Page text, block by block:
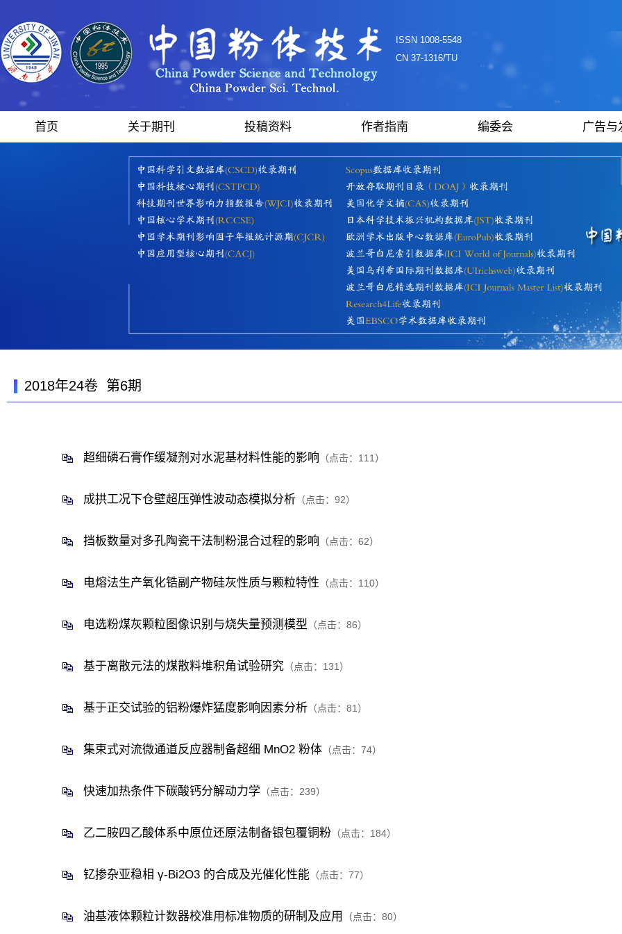
ISSN 1008-5548
CN 37-1316/TU
首页 关于期刊 投稿资料 作者指南 编委会 广告与
2018年24卷 第6期
超细磷石膏作缓凝剂对水泥基材料性能的影响 （点击： 111 ）
成拱工况下仓壁超压弹性波动态模拟分析 （点击： 92）
挡板数量对多孔陶瓷干法制粉混合过程的影响 （点击： 62）
电熔法生产氧化锆副产物硅灰性质与颗粒特性 （点击： 110）
电选粉煤灰颗粒图像识别与烧失量预测模型 （点击： 86）
基于离散元法的煤散料堆积角试验研究 （点击： 131 ）
基于正交试验的铝粉爆炸猛度影响因素分析 （点击： 81 ）
集束式对流微通道反应器制备超细 MnO2 粉体 （点击： 74）
快速加热条件下碳酸钙分解动力学 （点击： 239）
乙二胺四乙酸体系中原位还原法制备银包覆铜粉 （点击： 184）
钇掺杂亚稳相 γ-Bi2O3 的合成及光催化性能 （点击： 77）
油基液体颗粒计数器校准用标准物质的研制及应用 （点击： 80）